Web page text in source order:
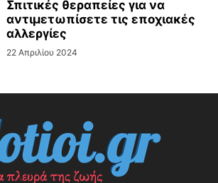
Σπιτικές θεραπείες για να
αντιμετωπίσετε τις εποχιακές
αλλεργίες
22 Απριλίου 2024